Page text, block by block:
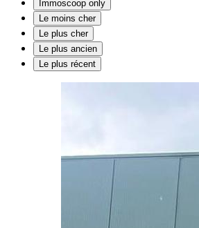
Immoscoop only
Le moins cher
Le plus cher
Le plus ancien
Le plus récent